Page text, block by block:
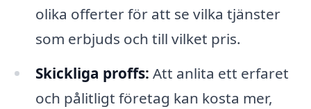
olika offerter för att se vilka tjänster
som erbjuds och till vilket pris.
Skickliga proffs: Att anlita ett erfaret
och pålitligt företag kan kosta mer,